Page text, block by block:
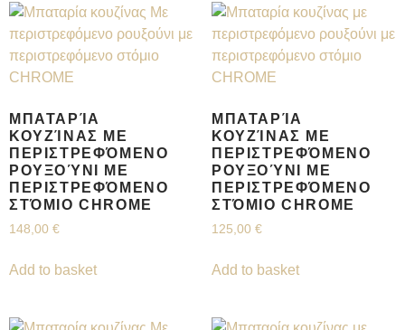
ΜΠΑΤΑΡΊΑ
ΚΟΥΖΊΝΑΣ ΜΕ
ΠΕΡΙΣΤΡΕΦΌΜΕΝΟ
ΡΟΥΞΟΎΝΙ ΜΕ
ΠΕΡΙΣΤΡΕΦΌΜΕΝΟ
ΣΤΌΜΙΟ CHROME
148,00 €
Add to basket
ΜΠΑΤΑΡΊΑ
ΚΟΥΖΊΝΑΣ ΜΕ
ΠΕΡΙΣΤΡΕΦΌΜΕΝΟ
ΡΟΥΞΟΎΝΙ ΜΕ
ΠΕΡΙΣΤΡΕΦΌΜΕΝΟ
ΣΤΌΜΙΟ CHROME
125,00 €
Add to basket